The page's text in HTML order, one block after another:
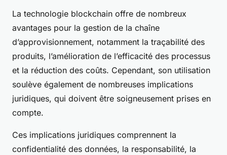
La technologie blockchain offre de nombreux
avantages pour la gestion de la chaîne
d’approvisionnement, notamment la traçabilité des
produits, l’amélioration de l’efficacité des processus
et la réduction des coûts. Cependant, son utilisation
soulève également de nombreuses implications
juridiques, qui doivent être soigneusement prises en
compte.
Ces implications juridiques comprennent la
confidentialité des données, la responsabilité, la